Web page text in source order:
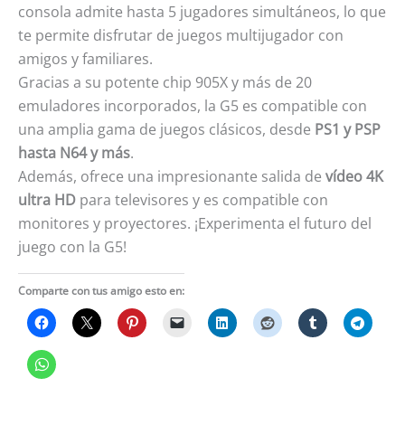
consola admite hasta 5 jugadores simultáneos, lo que
te permite disfrutar de juegos multijugador con
amigos y familiares.
Gracias a su potente chip 905X y más de 20
emuladores incorporados, la G5 es compatible con
una amplia gama de juegos clásicos, desde PS1 y PSP
hasta N64 y más.
Además, ofrece una impresionante salida de vídeo 4K
ultra HD para televisores y es compatible con
monitores y proyectores. ¡Experimenta el futuro del
juego con la G5!
Comparte con tus amigo esto en: